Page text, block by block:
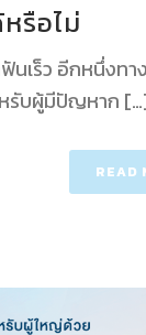
รือไม่
นเร็ว อีกหนึ่งท
รับผู้มีปัญหาก
READ